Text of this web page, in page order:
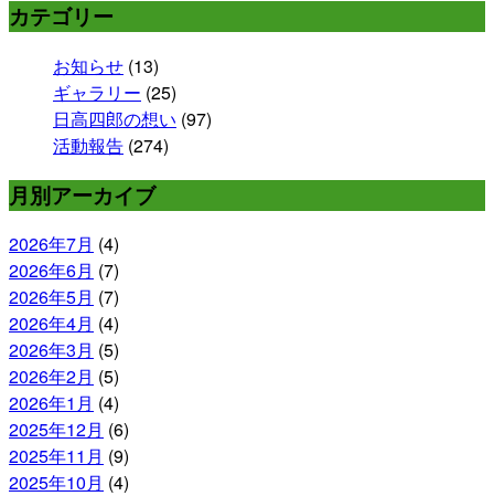
カテゴリー
お知らせ (13)
ギャラリー (25)
日高四郎の想い (97)
活動報告 (274)
月別アーカイブ
2026年7月 (4)
2026年6月 (7)
2026年5月 (7)
2026年4月 (4)
2026年3月 (5)
2026年2月 (5)
2026年1月 (4)
2025年12月 (6)
2025年11月 (9)
2025年10月 (4)